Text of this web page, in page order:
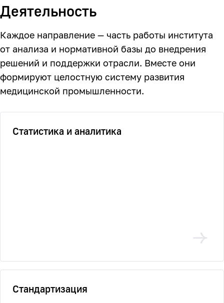
Деятельность
Каждое направление — часть работы института
от анализа и нормативной базы до внедрения
решений и поддержки отрасли. Вместе они
формируют целостную систему развития
медицинской промышленности.
Статистика и аналитика
Стандартизация